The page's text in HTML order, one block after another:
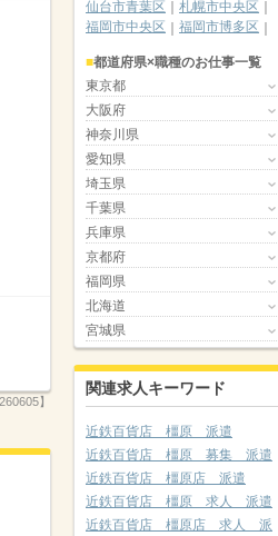
】
仙台市青葉区
札幌市中央区
福岡市中央区
福岡市博多区
都道府県×職種のお仕事一覧
東京都
大阪府
神奈川県
愛知県
埼玉県
千葉県
兵庫県
京都府
福岡県
北海道
宮城県
関連求人キーワード
近鉄百貨店 橿原 派遣
近鉄百貨店 橿原 募集 派遣
近鉄百貨店 橿原店 派遣
近鉄百貨店 橿原 求人 派遣
近鉄百貨店 橿原店 求人 派